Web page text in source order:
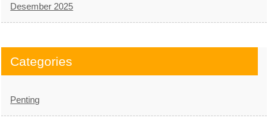
Desember 2025
Categories
Penting